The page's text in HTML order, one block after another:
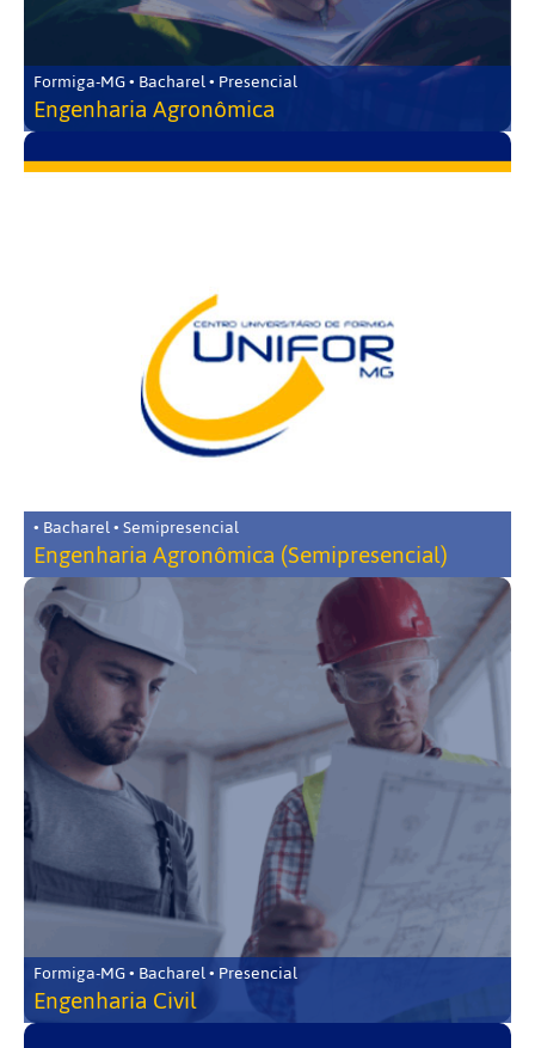
Formiga-MG • Bacharel • Presencial
Engenharia Agronômica
• Bacharel • Semipresencial
Engenharia Agronômica (Semipresencial)
Formiga-MG • Bacharel • Presencial
Engenharia Civil